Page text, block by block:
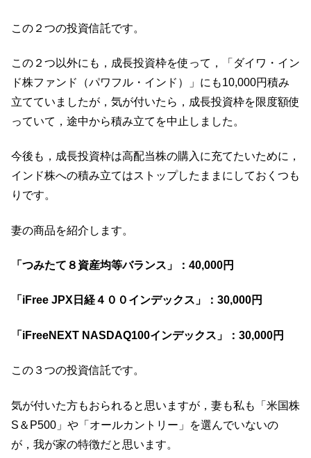
この２つの投資信託です。
この２つ以外にも，成長投資枠を使って，「ダイワ・イン
ド株ファンド（パワフル・インド）」にも10,000円積み
立てていましたが，気が付いたら，成長投資枠を限度額使
っていて，途中から積み立てを中止しました。
今後も，成長投資枠は高配当株の購入に充てたいために，
インド株への積み立てはストップしたままにしておくつも
りです。
妻の商品を紹介します。
「つみたて８資産均等バランス」：40,000円
「iFree JPX日経４００インデックス」：30,000円
「iFreeNEXT NASDAQ100インデックス」：30,000円
この３つの投資信託です。
気が付いた方もおられると思いますが，妻も私も「米国株
S＆P500」や「オールカントリー」を選んでいないの
が，我が家の特徴だと思います。